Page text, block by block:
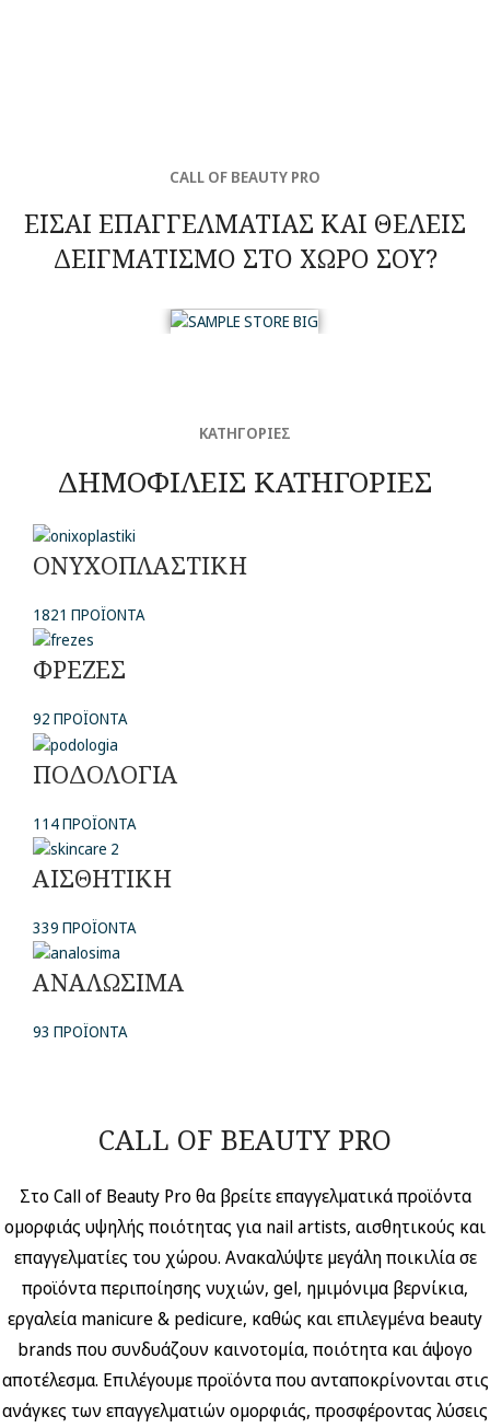
CALL OF BEAUTY PRO
ΕΙΣΑΙ ΕΠΑΓΓΕΛΜΑΤΙΑΣ ΚΑΙ ΘΕΛΕΙΣ
ΔΕΙΓΜΑΤΙΣΜΟ ΣΤΟ ΧΩΡΟ ΣΟΥ?
ΚΑΤΗΓΟΡΙΕΣ
ΔΗΜΟΦΙΛΕΙΣ ΚΑΤΗΓΟΡΙΕΣ
ΟΝΥΧΟΠΛΑΣΤΙΚΗ
1821 ΠΡΟΪΌΝΤΑ
ΦΡΕΖΕΣ
92 ΠΡΟΪΌΝΤΑ
ΠΟΔΟΛΟΓΙΑ
114 ΠΡΟΪΌΝΤΑ
ΑΙΣΘΗΤΙΚΗ
339 ΠΡΟΪΌΝΤΑ
ΑΝΑΛΩΣΙΜΑ
93 ΠΡΟΪΌΝΤΑ
CALL OF BEAUTY PRO
Στο Call of Beauty Pro θα βρείτε επαγγελματικά προϊόντα
ομορφιάς υψηλής ποιότητας για nail artists, αισθητικούς και
επαγγελματίες του χώρου. Ανακαλύψτε μεγάλη ποικιλία σε
προϊόντα περιποίησης νυχιών, gel, ημιμόνιμα βερνίκια,
εργαλεία manicure & pedicure, καθώς και επιλεγμένα beauty
brands που συνδυάζουν καινοτομία, ποιότητα και άψογο
αποτέλεσμα. Επιλέγουμε προϊόντα που ανταποκρίνονται στις
ανάγκες των επαγγελματιών ομορφιάς, προσφέροντας λύσεις